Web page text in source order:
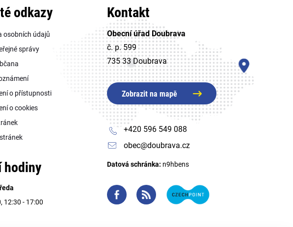
odkazy
osobních údajů
správy
o přístupnosti
o cookies
hodiny
12:30 - 17:00
Kontakt
Obecní úřad Doubrava
č. p. 599
735 33 Doubrava
Zobrazit na mapě
+420 596 549 088
obec@doubrava.cz
Datová schránka: n9hbens